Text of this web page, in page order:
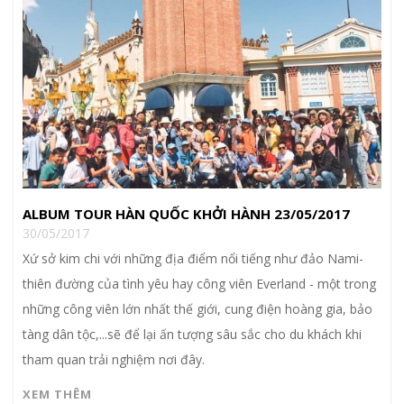
ALBUM TOUR HÀN QUỐC KHỞI HÀNH 23/05/2017
30/05/2017
Xứ sở kim chi với những địa điểm nổi tiếng như đảo Nami-
thiên đường của tình yêu hay công viên Everland - một trong
những công viên lớn nhất thế giới, cung điện hoàng gia, bảo
tàng dân tộc,...sẽ để lại ấn tượng sâu sắc cho du khách khi
tham quan trải nghiệm nơi đây.
XEM THÊM